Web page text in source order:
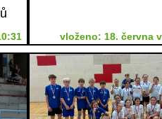
vloženo: 18. června